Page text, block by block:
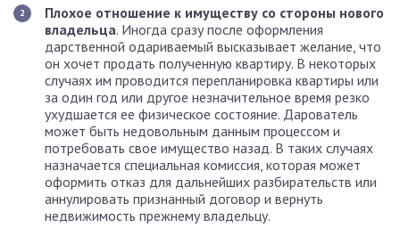
Плохое отношение к имуществу со стороны нового
владельца. Иногда сразу после оформления
дарственной одариваемый высказывает желание, что
он хочет продать полученную квартиру. В некоторых
случаях им проводится перепланировка квартиры или
за один год или другое незначительное время резко
ухудшается ее физическое состояние. Дарователь
может быть недовольным данным процессом и
потребовать свое имущество назад. В таких случаях
назначается специальная комиссия, которая может
оформить отказ для дальнейших разбирательств или
аннулировать признанный договор и вернуть
недвижимость прежнему владельцу.